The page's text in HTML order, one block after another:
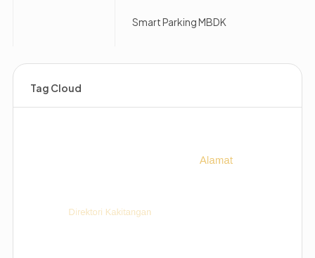
Smart Parking MBDK
Tag Cloud